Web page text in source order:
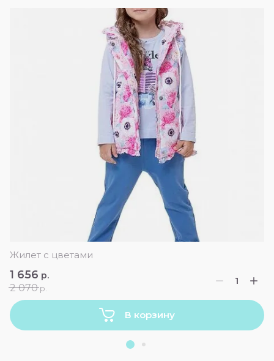
Жилет с цветами
2 070 р.
1 656 р.
В корзину